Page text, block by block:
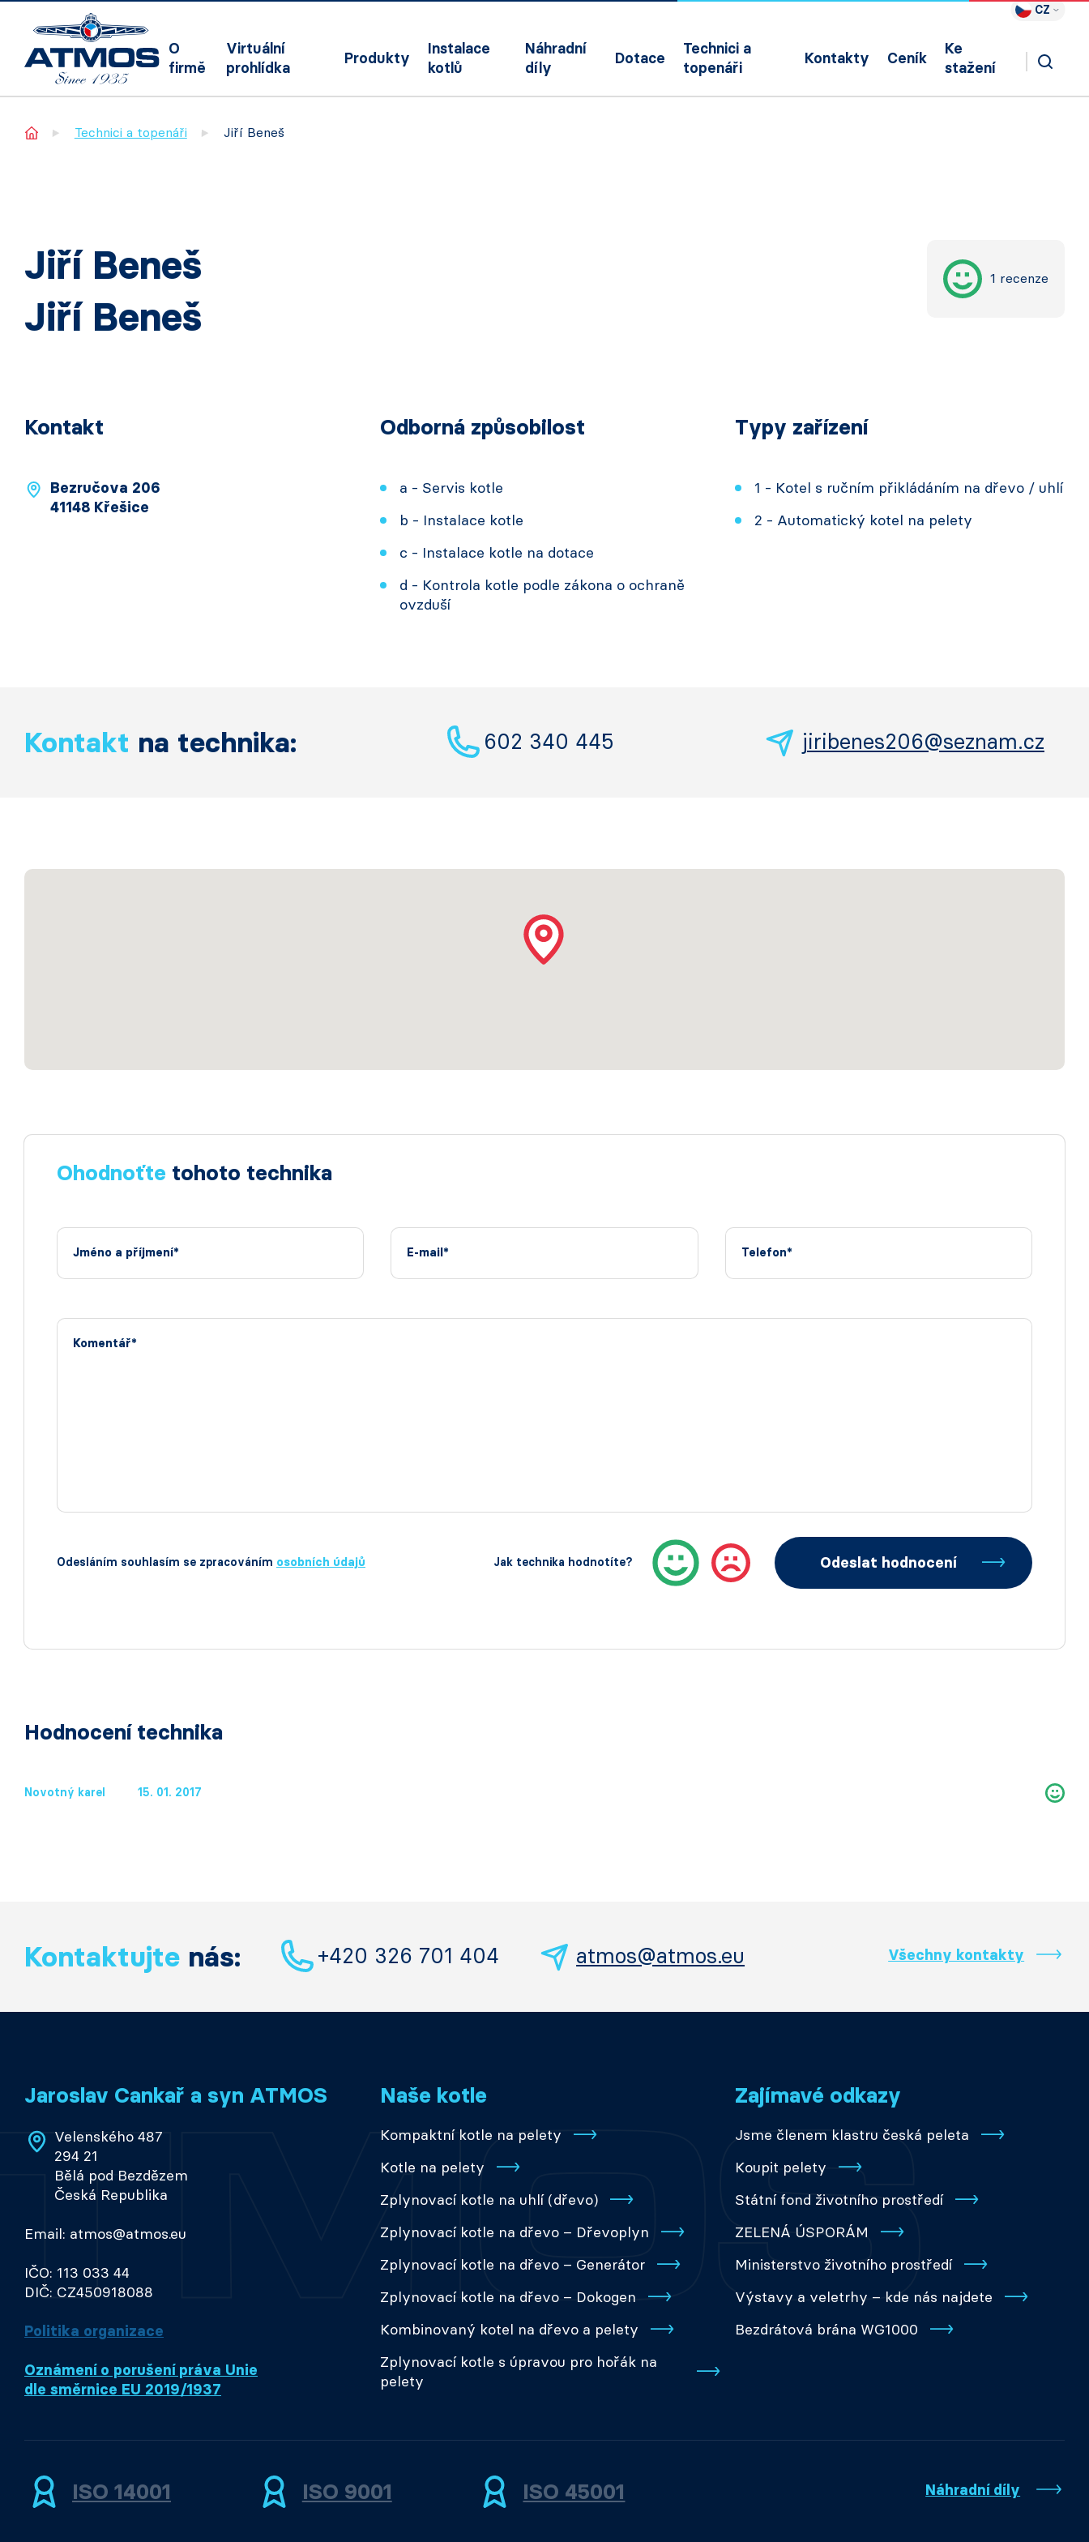
CZ
O
firmě
Virtuální
prohlídka
Produkty
Instalace
kotlů
Náhradní
díly
Dotace
Technici a
topenáři
Kontakty Ceník
Ke
stažení
Home Technici a topenáři Jiří Beneš
Jiří Beneš
Jiří Beneš
1 recenze
Kontakt
Bezručova 206
41148 Křešice
Odborná způsobilost
a - Servis kotle
b - Instalace kotle
c - Instalace kotle na dotace
d - Kontrola kotle podle zákona o ochraně
ovzduší
Typy zařízení
1 - Kotel s ručním přikládáním na dřevo / uhlí
2 - Automatický kotel na pelety
Kontakt na technika: 602 340 445 jiribenes206@seznam.cz
Ohodnoťte tohoto technika
Jméno a příjmení* E-mail* Telefon*
Komentář*
Odesláním souhlasím se zpracováním osobních údajů Jak technika hodnotíte? Odeslat hodnocení
Hodnocení technika
Novotný karel 15. 01. 2017
Kontaktujte nás: +420 326 701 404 atmos@atmos.eu Všechny kontakty
Jaroslav Cankař a syn ATMOS
Velenského 487
294 21
Bělá pod Bezdězem
Česká Republika
Email: atmos@atmos.eu
IČO: 113 033 44
DIČ: CZ450918088
Politika organizace
Oznámení o porušení práva Unie
dle směrnice EU 2019/1937
Naše kotle
Kompaktní kotle na pelety
Kotle na pelety
Zplynovací kotle na uhlí (dřevo)
Zplynovací kotle na dřevo – Dřevoplyn
Zplynovací kotle na dřevo – Generátor
Zplynovací kotle na dřevo – Dokogen
Kombinovaný kotel na dřevo a pelety
Zplynovací kotle s úpravou pro hořák na
pelety
Zajímavé odkazy
Jsme členem klastru česká peleta
Koupit pelety
Státní fond životního prostředí
ZELENÁ ÚSPORÁM
Ministerstvo životního prostředí
Výstavy a veletrhy – kde nás najdete
Bezdrátová brána WG1000
ISO 14001 ISO 9001 ISO 45001 Náhradní díly